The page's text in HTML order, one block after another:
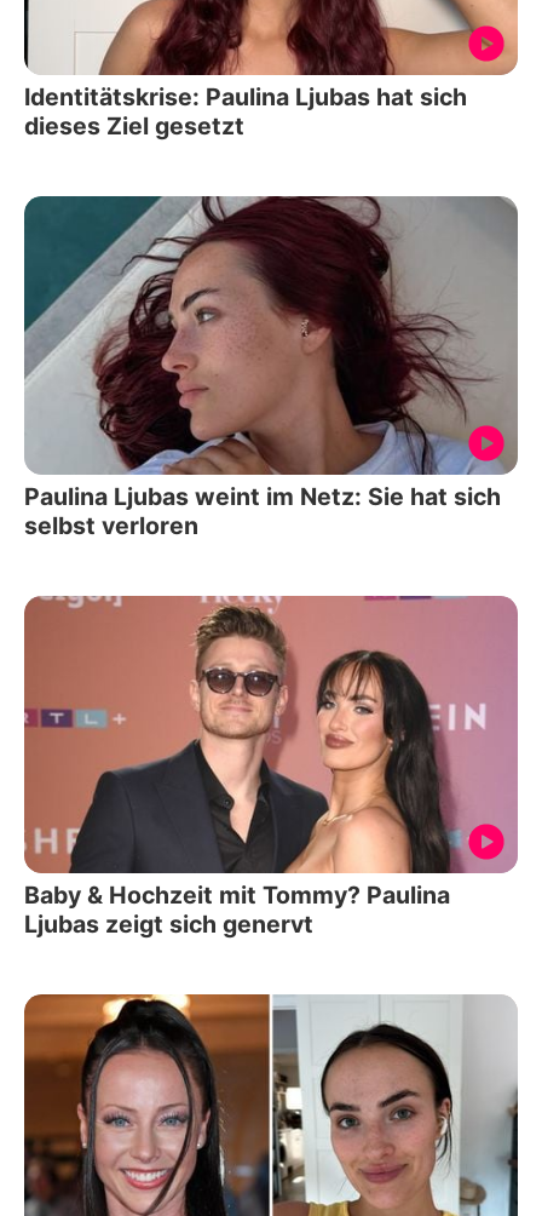
Identitätskrise: Paulina Ljubas hat sich
dieses Ziel gesetzt
Paulina Ljubas weint im Netz: Sie hat sich
selbst verloren
Baby & Hochzeit mit Tommy? Paulina
Ljubas zeigt sich genervt